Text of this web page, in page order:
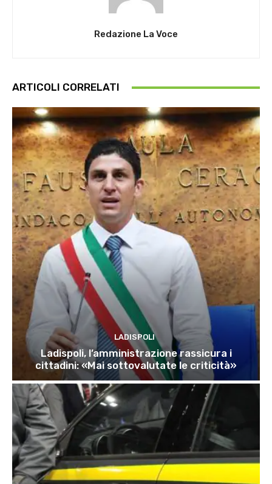
Redazione La Voce
ARTICOLI CORRELATI
LADISPOLI
Ladispoli, l’amministrazione rassicura i
cittadini: «Mai sottovalutate le criticità»